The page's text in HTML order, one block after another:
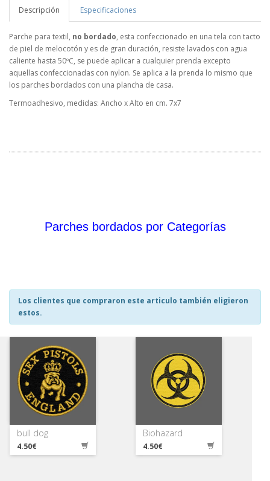
Descripción Especificaciones
Parche para textil, no bordado, esta confeccionado en una tela con tacto
de piel de melocotón y es de gran duración, resiste lavados con agua
caliente hasta 50ºC, se puede aplicar a cualquier prenda excepto
aquellas confeccionadas con nylon. Se aplica a la prenda lo mismo que
los parches bordados con una plancha de casa.
Termoadhesivo, medidas: Ancho x Alto en cm. 7x7
Parches bordados por Categorías
Los clientes que compraron este articulo también eligieron
estos.
bull dog
4.50€
Biohazard
4.50€